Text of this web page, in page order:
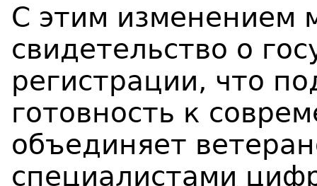
С этим изменением
свидетельство о
регистрации, что
готовность к
объединяет
специалистами